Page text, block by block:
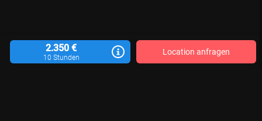
2.350 €
10 Stunden
Location anfragen